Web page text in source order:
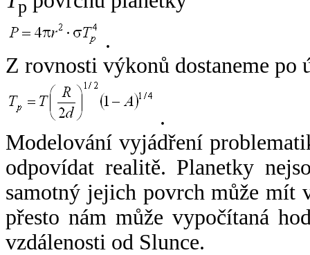
p
.
Z rovnosti výkonů dostaneme po
.
Modelování vyjádření
odpovídat realitě. Planetky
samotný jejich povrch může mít
přesto nám může vypočítaná
vzdálenosti od Slunce.